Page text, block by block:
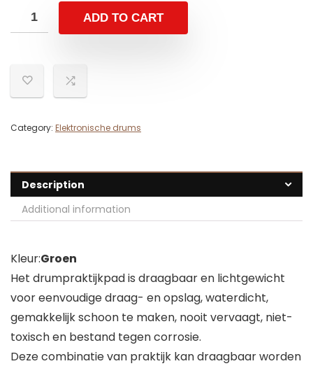
ADD TO CART
Category: Elektronische drums
Description
Additional information
Kleur:Groen
Het drumpraktijkpad is draagbaar en lichtgewicht
voor eenvoudige draag- en opslag, waterdicht,
gemakkelijk schoon te maken, nooit vervaagt, niet-
toxisch en bestand tegen corrosie.
Deze combinatie van praktijk kan draagbaar worden